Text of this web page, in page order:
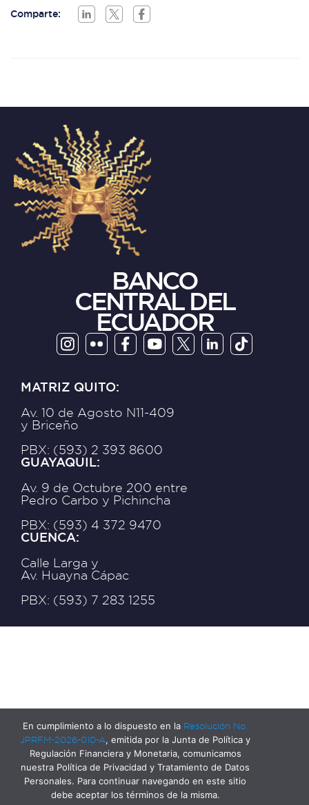
Comparte:
BANCO
CENTRAL DEL
ECUADOR
MATRIZ QUITO:
Av. 10 de Agosto N11-409
y Briceño
PBX: (593) 2 393 8600
GUAYAQUIL:
Av. 9 de Octubre 200 entre
Pedro Carbo y Pichincha
PBX: (593) 4 372 9470
CUENCA:
Calle Larga y
Av. Huayna Cápac
PBX: (593) 7 283 1255
En cumplimiento a lo dispuesto en la Resolución No.
JPRFM-2026-010-A, emitida por la Junta de Política y
Regulación Financiera y Monetaria, comunicamos
nuestra Política de Privacidad y Tratamiento de Datos
Personales. Para continuar navegando en este sitio
debe aceptar los términos de la misma.